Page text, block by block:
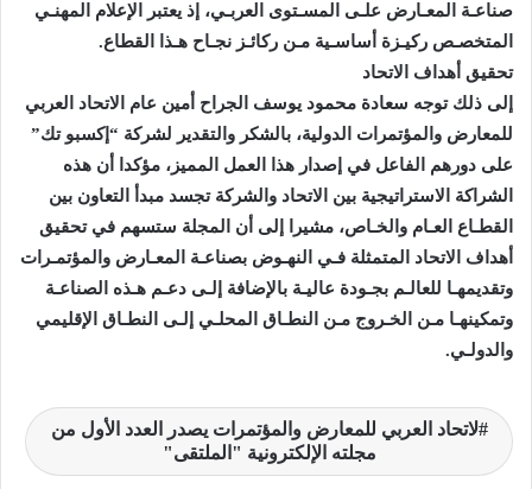
صناعـة المعـارض علـى المسـتوى العربـي، إذ يعتبر الإعلام المهنـي
المتخصـص ركيـزة أساسـية مـن ركائـز نجـاح هـذا القطاع.
تحقيق أهداف الاتحاد
إلى ذلك توجه سعادة محمود يوسف الجراح أمين عام الاتحاد العربي
للمعارض والمؤتمرات الدولية، بالشكر والتقدير لشركة “إكسبو تك”
على دورهم الفاعل في إصدار هذا العمل المميز، مؤكدا أن هذه
الشراكة الاستراتيجية بين الاتحاد والشركة تجسد مبدأ التعاون بين
القطـاع العـام والخـاص، مشيرا إلى أن المجلة ستسهم في تحقيق
أهداف الاتحاد المتمثلة فـي النهـوض بصناعـة المعـارض والمؤتمـرات
وتقديمهـا للعالـم بجـودة عاليـة بالإضافة إلـى دعـم هـذه الصناعـة
وتمكينهـا مـن الخـروج مـن النطـاق المحلـي إلـى النطـاق الإقليمي
والدولـي.
لاتحاد العربي للمعارض والمؤتمرات يصدر العدد الأول من
مجلته الإلكترونية "الملتقى"